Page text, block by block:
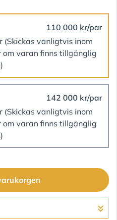
110 000 kr/par
(Skickas vanligtvis inom
varan finns tillgänglig
142 000 kr/par
(Skickas vanligtvis inom
varan finns tillgänglig
kassan